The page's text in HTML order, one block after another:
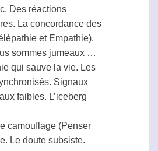
Des réactions
La concordance des
et Empathie).
sommes jumeaux …
qui sauve la vie. Les
Signaux
faibles. L’iceberg
camouflage (Penser
Le doute subsiste.